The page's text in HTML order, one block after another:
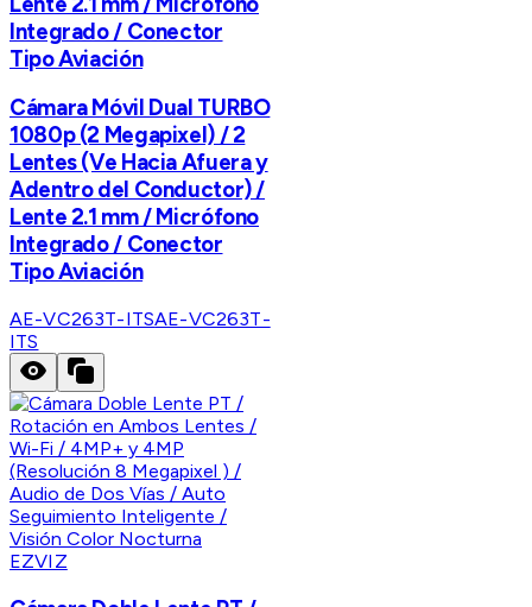
Integrado / Conector
Tipo Aviación
Cámara Móvil Dual TURBO
1080p (2 Megapixel) / 2
Lentes (Ve Hacia Afuera y
Adentro del Conductor) /
Lente 2.1 mm / Micrófono
Integrado / Conector
Tipo Aviación
AE-VC263T-ITSAE-VC263T-
ITS
EZVIZ